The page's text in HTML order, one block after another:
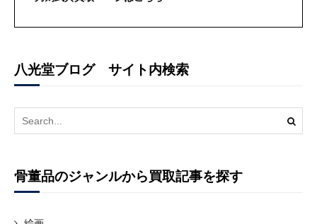
八光堂ブログ サイト内検索
Search
for:
骨董品のジャンルから買取記事を探す